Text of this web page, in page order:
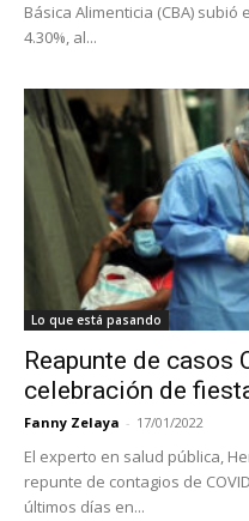
Básica Alimenticia (CBA)
4.30%, al...
Lo que está pasando
Reapunte de casos
celebración de
Fanny Zelaya - 17/01/2022
El experto en salud pública,
repunte de contagios de
últimos días en...